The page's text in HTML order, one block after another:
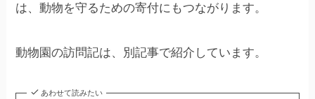
は、動物を守るための寄付にもつながります。
動物園の訪問記は、別記事で紹介しています。
あわせて読みたい